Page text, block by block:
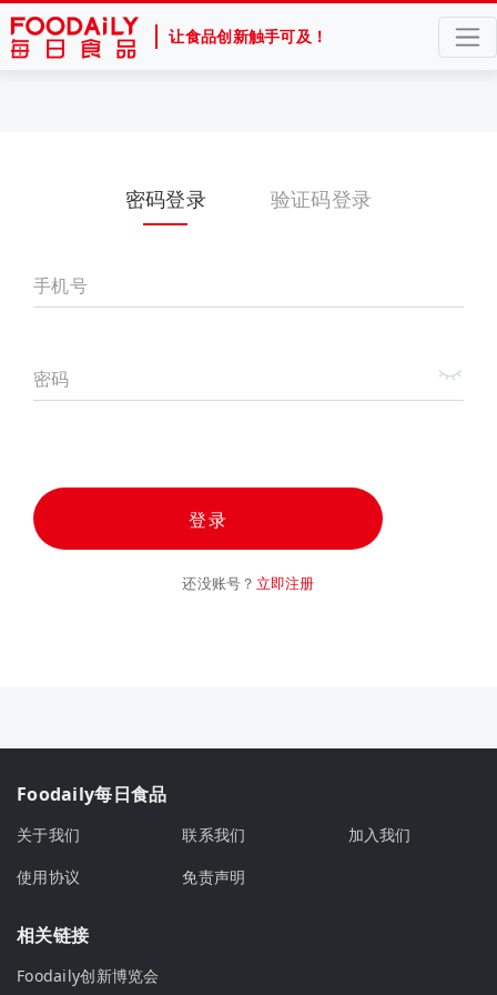
让食品创新触手可及！
密码登录 验证码登录
手机号
密码
登录
还没账号？ 立即注册
Foodaily每日食品
关于我们 联系我们
加入我们
使用协议
免责声明
相关链接
Foodaily创新博览会